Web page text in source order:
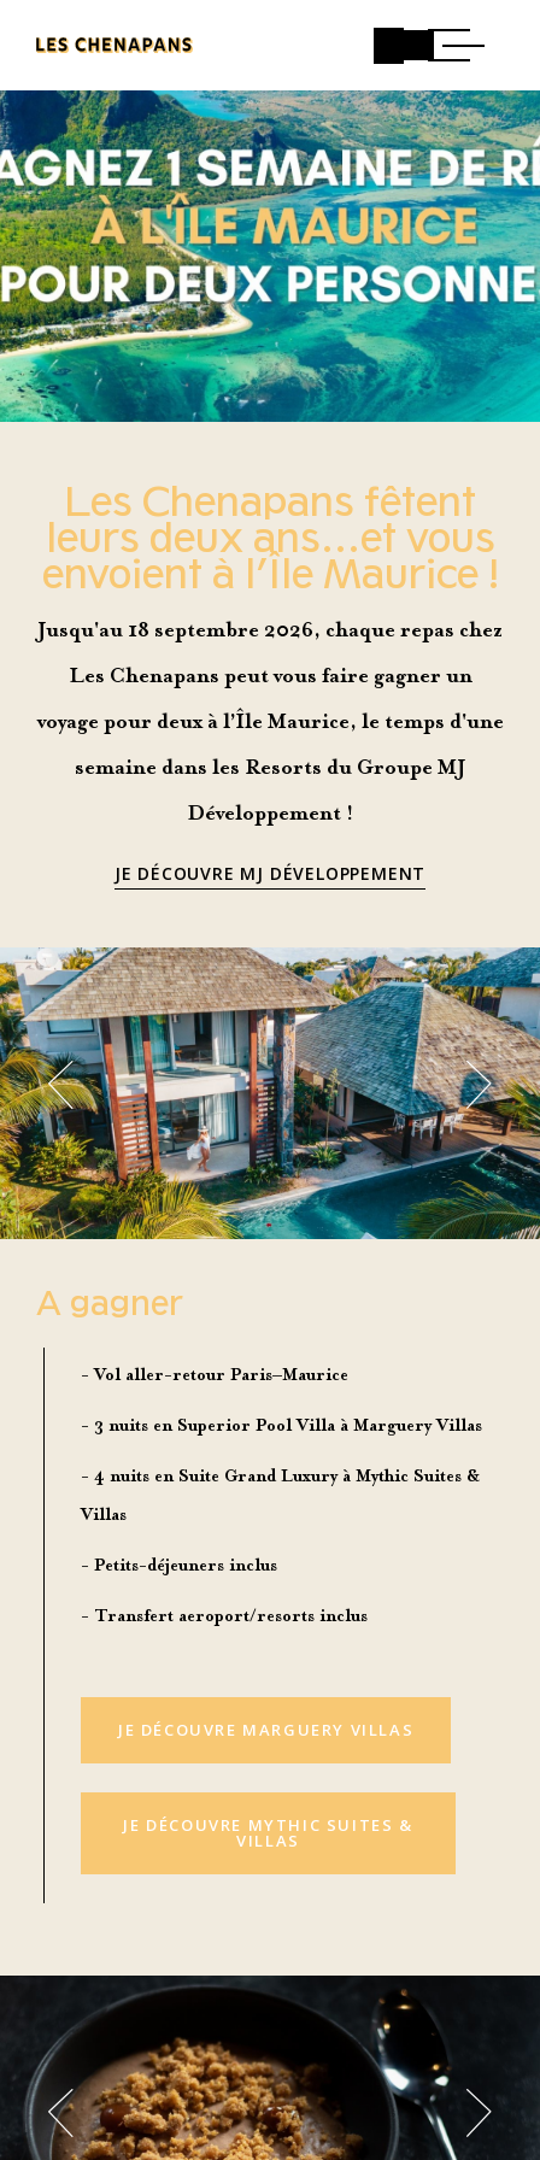
Les Chenapans fêtent
leurs deux ans…et vous
envoient à l’Île Maurice !
Jusqu'au 18 septembre 2026, chaque repas chez
Les Chenapans peut vous faire gagner un
voyage pour deux à l’Île Maurice, le temps d'une
semaine dans les Resorts du Groupe MJ
Développement !
JE DÉCOUVRE MJ DÉVELOPPEMENT
A gagner
- Vol aller-retour Paris–Maurice
- 3 nuits en Superior Pool Villa à Marguery Villas
- 4 nuits en Suite Grand Luxury à Mythic Suites &
Villas
- Petits-déjeuners inclus
- Transfert aeroport/resorts inclus
JE DÉCOUVRE MARGUERY VILLAS
JE DÉCOUVRE MYTHIC SUITES &
VILLAS